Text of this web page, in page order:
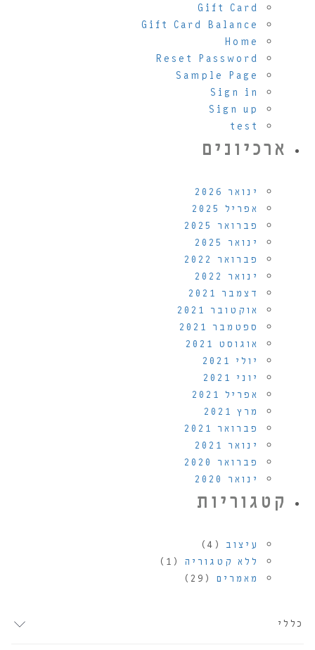
Gift Card
Gift Card Balance
Home
Reset Password
Sample Page
Sign in
Sign up
test
ארכיונים
ינואר 2026
אפריל 2025
פברואר 2025
ינואר 2025
פברואר 2022
ינואר 2022
דצמבר 2021
אוקטובר 2021
ספטמבר 2021
אוגוסט 2021
יולי 2021
יוני 2021
אפריל 2021
מרץ 2021
פברואר 2021
ינואר 2021
פברואר 2020
ינואר 2020
קטגוריות
עיצוב (4)
ללא קטגוריה (1)
מאמרים (29)
כללי